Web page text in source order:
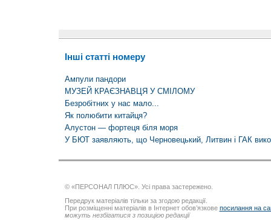
Інші статті номеру
Ампули пандори
МУЗЕЙ КРАЄЗНАВЦЯ У СМІЛОМУ
Безробітних у нас мало...
Як полюбити китайця?
Алустон — фортеця біля моря
У БЮТ заявляють, що Черновецький, Литвин і ГАК
© «ПЕРСОНАЛ ПЛЮС». Усі права застережено.
Передрук матеріалів тільки за згодою редакції.
При розміщенні матеріалів в Інтернет обов’язкове посилання на
можуть незбігатися з позицією редакції